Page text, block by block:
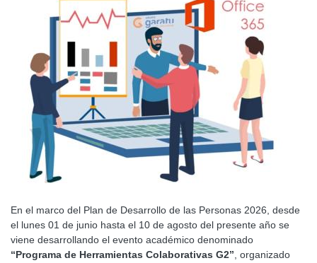
En el marco del Plan de Desarrollo de las Personas 2026, desde
el lunes 01 de junio hasta el 10 de agosto del presente año se
viene desarrollando el evento académico denominado
“Programa de Herramientas Colaborativas G2” , organizado